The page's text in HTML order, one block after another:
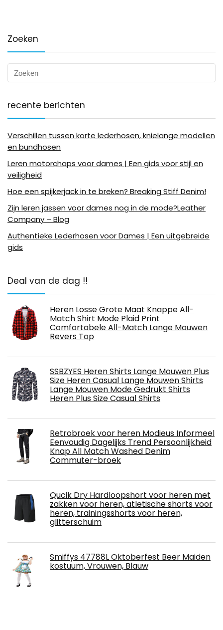
Zoeken
recente berichten
Verschillen tussen korte lederhosen, knielange modellen
en bundhosen
Leren motorchaps voor dames | Een gids voor stijl en
veiligheid
Hoe een spijkerjack in te breken? Breaking Stiff Denim!
Zijn leren jassen voor dames nog in de mode?Leather
Company – Blog
Authentieke Lederhosen voor Dames | Een uitgebreide
gids
Deal van de dag !!
Heren Losse Grote Maat Knappe All-
Match Shirt Mode Plaid Print
Comfortabele All-Match Lange Mouwen
Revers Top
SSBZYES Heren Shirts Lange Mouwen Plus
Size Heren Casual Lange Mouwen Shirts
Lange Mouwen Mode Gedrukt Shirts
Heren Plus Size Casual Shirts
Retrobroek voor heren Modieus Informeel
Eenvoudig Dagelijks Trend Persoonlijkheid
Knap All Match Washed Denim
Commuter-broek
Qucik Dry Hardloopshort voor heren met
zakken voor heren, atletische shorts voor
heren, trainingsshorts voor heren,
glitterschuim
Smiffys 47788L Oktoberfest Beer Maiden
kostuum, Vrouwen, Blauw